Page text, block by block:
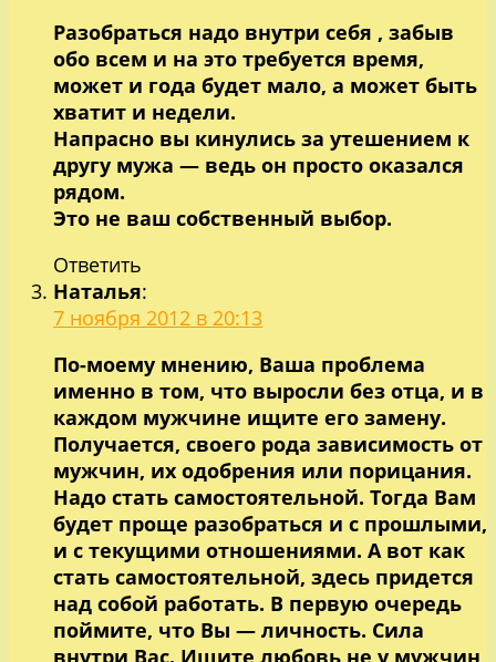
Разобраться надо внутри себя , забыв
обо всем и на это требуется время,
может и года будет мало, а может быть
хватит и недели.
Напрасно вы кинулись за утешением к
другу мужа — ведь он просто оказался
рядом.
Это не ваш собственный выбор.
Ответить
Наталья:
7 ноября 2012 в 20:13
По-моему мнению, Ваша проблема
именно в том, что выросли без отца, и в
каждом мужчине ищите его замену.
Получается, своего рода зависимость от
мужчин, их одобрения или порицания.
Надо стать самостоятельной. Тогда Вам
будет проще разобраться и с прошлыми,
и с текущими отношениями. А вот как
стать самостоятельной, здесь придется
над собой работать. В первую очередь
поймите, что Вы — личность. Сила
внутри Вас. Ищите любовь не у мужчин,